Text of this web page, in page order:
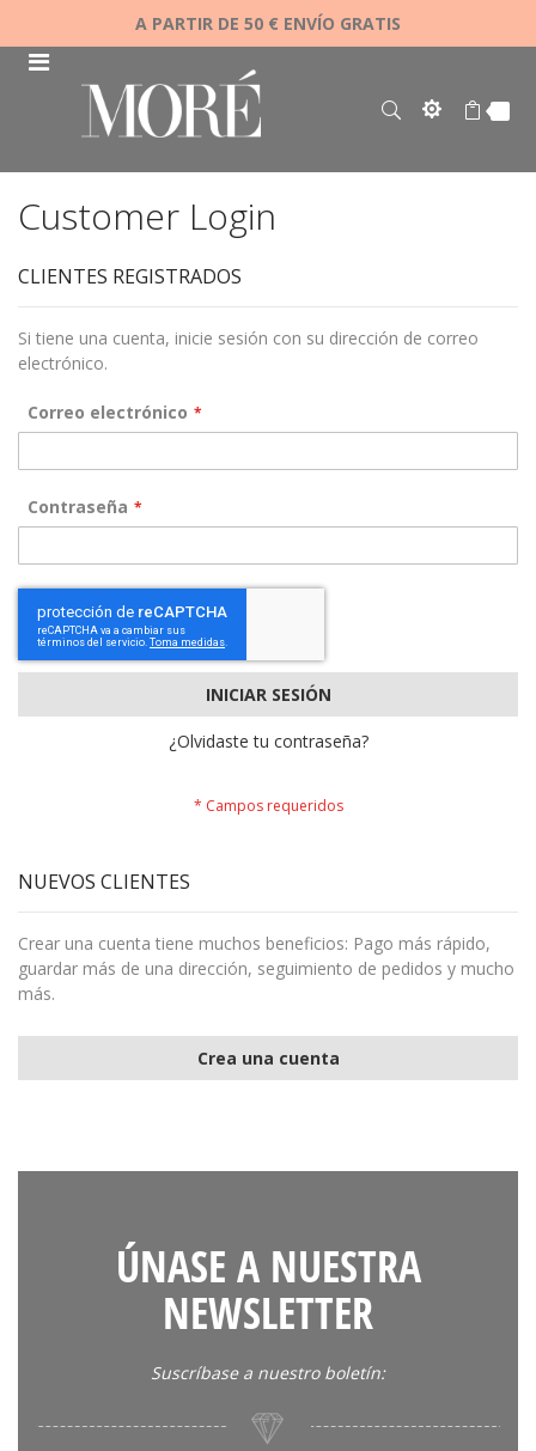
A PARTIR DE 50 € ENVÍO GRATIS
Customer Login
CLIENTES REGISTRADOS
Si tiene una cuenta, inicie sesión con su dirección de correo
electrónico.
Correo electrónico
Contraseña
INICIAR SESIÓN
¿Olvidaste tu contraseña?
NUEVOS CLIENTES
Crear una cuenta tiene muchos beneficios: Pago más rápido,
guardar más de una dirección, seguimiento de pedidos y mucho
más.
Crea una cuenta
ÚNASE A NUESTRA
NEWSLETTER
Suscríbase a nuestro boletín: